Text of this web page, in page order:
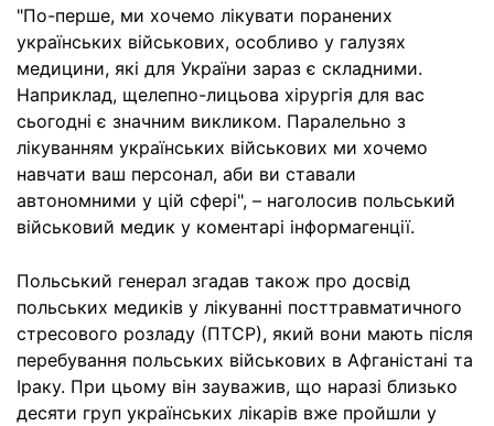
"По-перше, ми хочемо лікувати поранених
українських військових, особливо у галузях
медицини, які для України зараз є складними.
Наприклад, щелепно-лицьова хірургія для вас
сьогодні є значним викликом. Паралельно з
лікуванням українських військових ми хочемо
навчати ваш персонал, аби ви ставали
автономними у цій сфері", – наголосив польський
військовий медик у коментарі інформагенції.
Польський генерал згадав також про досвід
польських медиків у лікуванні посттравматичного
стресового розладу (ПТСР), який вони мають після
перебування польських військових в Афганістані та
Іраку. При цьому він зауважив, що наразі близько
десяти груп українських лікарів вже пройшли у